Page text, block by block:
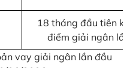
18 tháng đầu tiên
điểm giải ngân
vay giải ngân lần đầu